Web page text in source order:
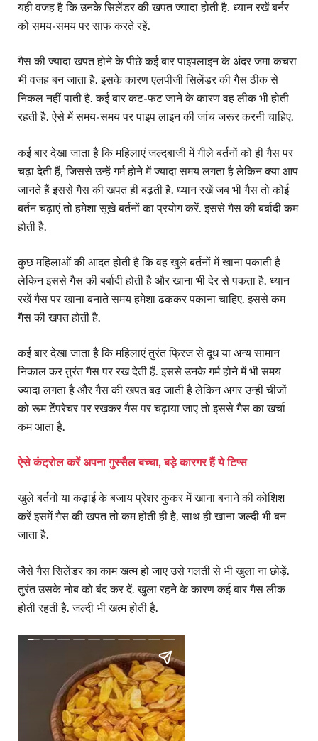
यही वजह है कि उनके सिलेंडर की खपत ज्यादा होती है. ध्यान रखें बर्नर
को समय-समय पर साफ करते रहें.
गैस की ज्यादा खपत होने के पीछे कई बार पाइपलाइन के अंदर जमा कचरा
भी वजह बन जाता है. इसके कारण एलपीजी सिलेंडर की गैस ठीक से
निकल नहीं पाती है. कई बार कट-फट जाने के कारण वह लीक भी होती
रहती है. ऐसे में समय-समय पर पाइप लाइन की जांच जरूर करनी चाहिए.
कई बार देखा जाता है कि महिलाएं जल्दबाजी में गीले बर्तनों को ही गैस पर
चढ़ा देती हैं, जिससे उन्हें गर्म होने में ज्यादा समय लगता है लेकिन क्या आप
जानते हैं इससे गैस की खपत ही बढ़ती है. ध्यान रखें जब भी गैस तो कोई
बर्तन चढ़ाएं तो हमेशा सूखे बर्तनों का प्रयोग करें. इससे गैस की बर्बादी कम
होती है.
कुछ महिलाओं की आदत होती है कि वह खुले बर्तनों में खाना पकाती है
लेकिन इससे गैस की बर्बादी होती है और खाना भी देर से पकता है. ध्यान
रखें गैस पर खाना बनाते समय हमेशा ढककर पकाना चाहिए. इससे कम
गैस की खपत होती है.
कई बार देखा जाता है कि महिलाएं तुरंत फ्रिज से दूध या अन्य सामान
निकाल कर तुरंत गैस पर रख देती हैं. इससे उनके गर्म होने में भी समय
ज्यादा लगता है और गैस की खपत बढ़ जाती है लेकिन अगर उन्हीं चीजों
को रूम टेंपरेचर पर रखकर गैस पर चढ़ाया जाए तो इससे गैस का खर्चा
कम आता है.
ऐसे कंट्रोल करें अपना गुस्सैल बच्चा, बड़े कारगर हैं ये टिप्स
खुले बर्तनों या कढ़ाई के बजाय प्रेशर कुकर में खाना बनाने की कोशिश
करें इसमें गैस की खपत तो कम होती ही है, साथ ही खाना जल्दी भी बन
जाता है.
जैसे गैस सिलेंडर का काम खत्म हो जाए उसे गलती से भी खुला ना छोड़ें.
तुरंत उसके नोब को बंद कर दें. खुला रहने के कारण कई बार गैस लीक
होती रहती है. जल्दी भी खत्म होती है.